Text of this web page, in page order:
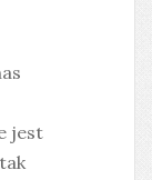
jest